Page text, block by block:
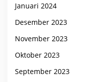
Januari 2024
Desember 2023
November 2023
Oktober 2023
September 2023